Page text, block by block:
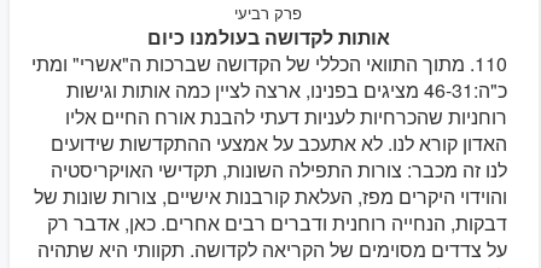
פרק רביעי
אותות לקדושה בעולמנו כיום
110. מתוך התוואי הכללי של הקדושה שברכות ה"אשרי" ומתי
כ"ה:46-31 מציגים בפנינו, ארצה לציין כמה אותות וגישות
רוחניות שהכרחיות לעניות דעתי להבנת אורח החיים אליו
האדון קורא לנו. לא אתעכב על אמצעי ההתקדשות שידועים
לנו זה מכבר: צורות התפילה השונות, תקדישי האויקריסטיה
והוידוי היקרים מפז, העלאת קורבנות אישיים, צורות שונות של
דבקות, הנחייה רוחנית ודברים רבים אחרים. כאן, אדבר רק
על צדדים מסוימים של הקריאה לקדושה. תקוותי היא שתהיה